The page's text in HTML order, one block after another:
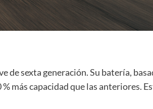
de sexta generación. Su batería,
más capacidad que las anteriores.